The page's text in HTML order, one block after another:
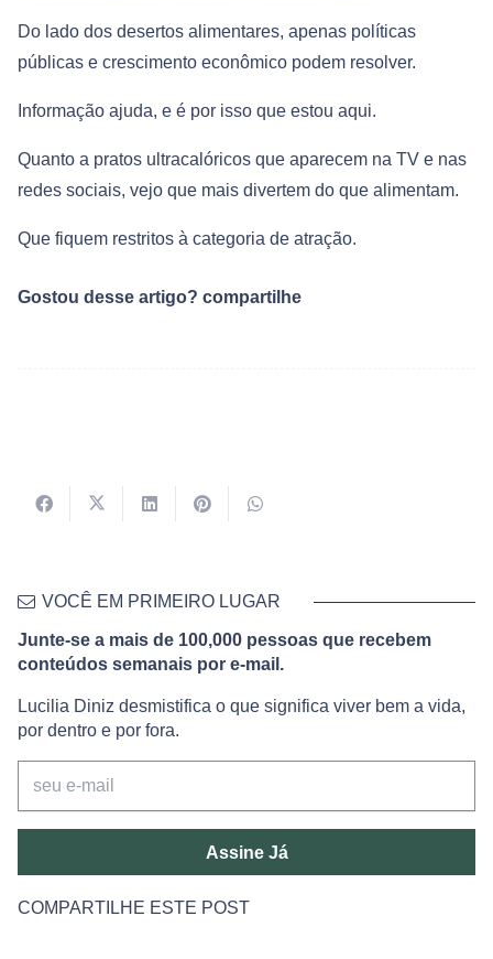
Do lado dos desertos alimentares, apenas políticas
públicas e crescimento econômico podem resolver.
Informação ajuda, e é por isso que estou aqui.
Quanto a pratos ultracalóricos que aparecem na TV e nas
redes sociais, vejo que mais divertem do que alimentam.
Que fiquem restritos à categoria de atração.
Gostou desse artigo? compartilhe
VOCÊ EM PRIMEIRO LUGAR
Junte-se a mais de 100,000 pessoas que recebem
conteúdos semanais por e-mail.
Lucilia Diniz desmistifica o que significa viver bem a vida,
por dentro e por fora.
Assine Já
COMPARTILHE ESTE POST